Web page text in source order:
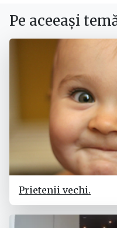
Pe aceeași
Prietenii vechi.